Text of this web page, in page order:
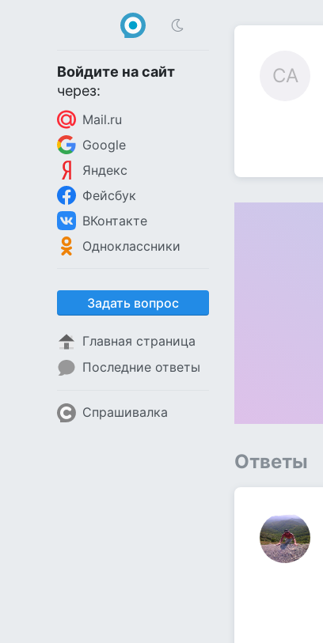
Войдите на сайт
через:
Mail.ru
Google
Яндекс
Фейсбук
ВКонтакте
Одноклассники
Задать вопрос
Главная страница
Последние ответы
Спрашивалка
СА
Ответы